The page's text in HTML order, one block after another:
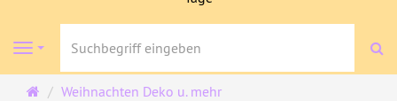
Navigation
Startseite
Weihnachten Deko u. mehr